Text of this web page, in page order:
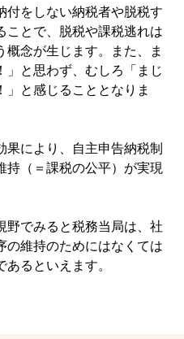
付をしない納税者や脱税す
ことで、脱税や課税逃れは
概念が生じます。また、ま
」と思わず、むしろ「まじ
」と感じることとなりま
果により、自主申告納税制
持（＝課税の公平）が実現
野でみると税務当局は、社
の維持のためにはなくては
るといえます。